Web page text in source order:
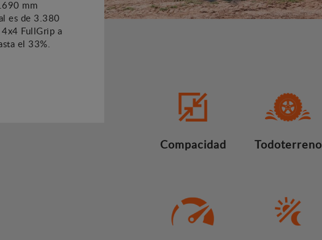
mm
es de 3.380
FullGrip a
el 33%.
Compacidad Todoterreno